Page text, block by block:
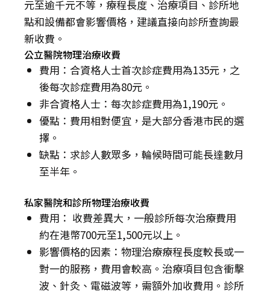
元至逾千元不等，療程長度、治療項目、診所地
點和設備都會影響價格，建議直接向診所查詢最
新收費。
公立醫院物理治療收費
費用：合資格人士首次診症費用為135元，之
後每次診症費用為80元。
非合資格人士：每次診症費用為1,190元。
優點：費用相對便宜，是大部分香港市民的選
擇。
缺點：求診人數眾多，輪候時間可能長達數月
至半年。
私家醫院和診所物理治療收費
費用： 收費差異大，一般診所每次治療費用
約在港幣700元至1,500元以上。
影響價格的因素：物理治療療程長度較長或一
對一的服務，費用會較高。治療項目包含衝擊
波、針灸、電磁波等，需額外加收費用。診所